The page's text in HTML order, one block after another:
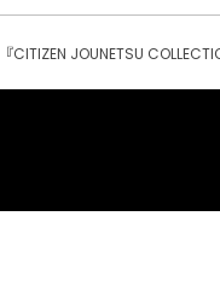
CITIZEN JOUNETSU